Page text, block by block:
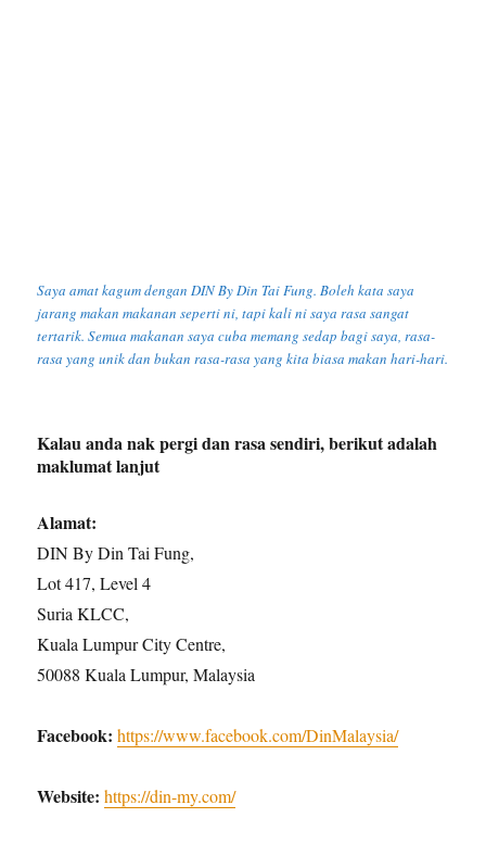
Saya amat kagum dengan DIN By Din Tai Fung. Boleh kata saya
jarang makan makanan seperti ni, tapi kali ni saya rasa sangat
tertarik. Semua makanan saya cuba memang sedap bagi saya, rasa-
rasa yang unik dan bukan rasa-rasa yang kita biasa makan hari-hari.
Kalau anda nak pergi dan rasa sendiri, berikut adalah
maklumat lanjut
Alamat:
DIN By Din Tai Fung,
Lot 417, Level 4
Suria KLCC,
Kuala Lumpur City Centre,
50088 Kuala Lumpur, Malaysia
Facebook: https://www.facebook.com/DinMalaysia/
Website: https://din-my.com/